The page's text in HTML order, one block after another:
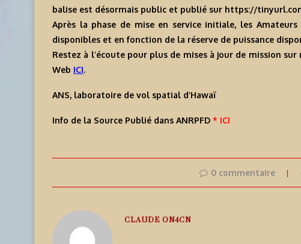
balise est désormais public et publié sur https://
Après la phase de mise en service initiale, les
disponibles et en fonction de la réserve de puissance
Restez à l’écoute pour plus de mises à jour de mission
Web ICI.
ANS, laboratoire de vol spatial d’Hawaï
Info de la Source Publié dans ANRPFD * ICI
0 commentaire
CLAUDE ON4CN